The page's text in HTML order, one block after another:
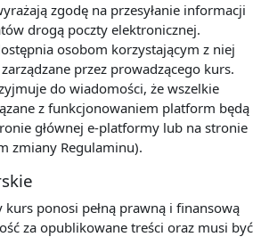
zgodę na przesyłanie informacji
drogą poczty elektronicznej.
osobom korzystającym z niej
przez prowadzącego kurs.
do wiadomości, że wszelkie
z funkcjonowaniem platform będą
głównej e-platformy lub na stronie
zmiany Regulaminu).
ponosi pełną prawną i finansową
za opublikowane treści oraz musi być